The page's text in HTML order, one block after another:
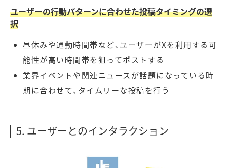
ユーザーの行動パターンに合わせた投稿タイミングの選
択
昼休みや通勤時間帯など、ユーザーがXを利用する可
能性が高い時間帯を狙ってポストする
業界イベントや関連ニュースが話題になっている時
期に合わせて、タイムリーな投稿を行う
5. ユーザーとのインタラクション